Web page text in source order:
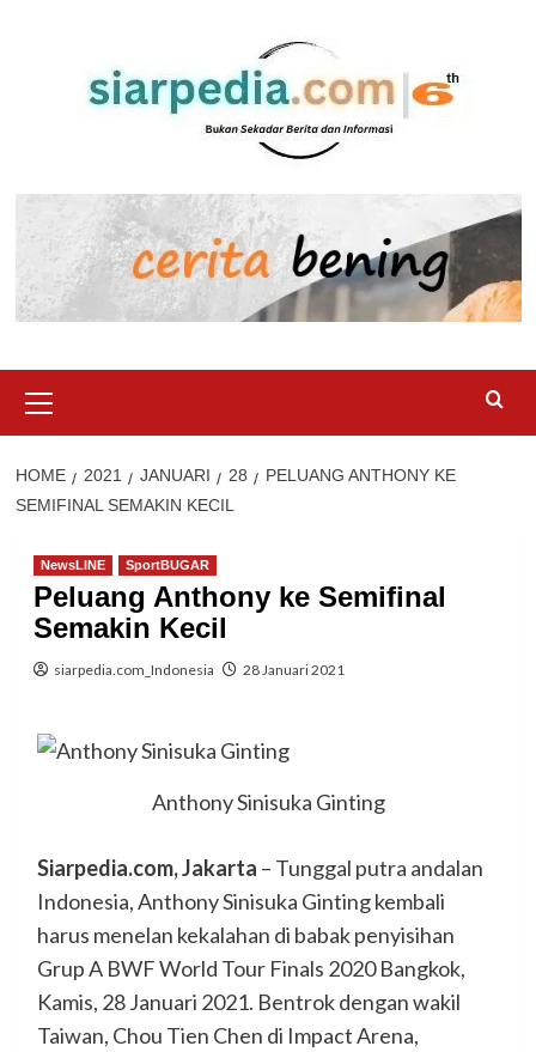
Menu
HOME 2021 JANUARI 28
PELUANG ANTHONY KE
SEMIFINAL SEMAKIN KECIL
NewsLINE SportBUGAR
Peluang Anthony ke Semifinal
Semakin Kecil
siarpedia.com_Indonesia 28 Januari 2021
Anthony Sinisuka Ginting
Siarpedia.com, Jakarta – Tunggal putra andalan
Indonesia, Anthony Sinisuka Ginting kembali
harus menelan kekalahan di babak penyisihan
Grup A BWF World Tour Finals 2020 Bangkok,
Kamis, 28 Januari 2021. Bentrok dengan wakil
Taiwan, Chou Tien Chen di Impact Arena,